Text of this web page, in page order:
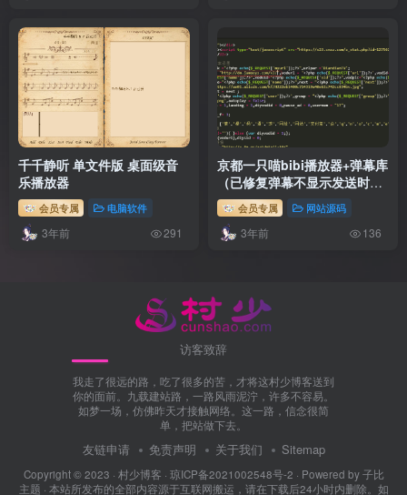
千千静听 单文件版 桌面级音
乐播放器
会员专属 电脑软件
3年前 291
京都一只喵bibi播放器+弹幕库
（已修复弹幕不显示发送时
间）会员专属 网站源码
3年前 136
访客致辞
我走了很远的路，吃了很多的苦，才将这村少博客送到
你的面前。九载建站路，一路风雨泥泞，许多不容易。
如梦一场，仿佛昨天才接触网络。这一路，信念很简
单，把站做下去。
友链申请 免责声明 关于我们 Sitemap
Copyright © 2023 · 村少博客 · 琼ICP备2021002548号-2 · Powered by子比
主题 · 本站所发布的全部内容源于互联网搬运，请在下载后24小时内删除。如